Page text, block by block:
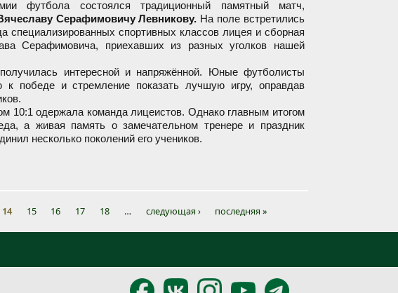
футбола состоялся традиционный памятный матч,
Серафимовичу Левникову. На поле встретились
специализированных спортивных классов лицея и сборная
Серафимовича, приехавших из разных уголков нашей
интересной и напряжённой. Юные футболисты
к победе и стремление показать лучшую игру, оправдав
10:1 одержала команда лицеистов. Однако главным итогом
а живая память о замечательном тренере и праздник
несколько поколений его учеников.
собрал футболистов со всей страны
14 15 16 17 18 … следующая › последняя »